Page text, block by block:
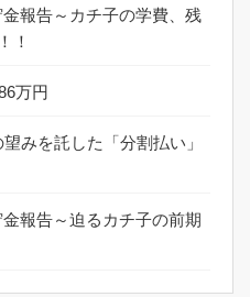
報告～カチ子の学費、残
！
万円
みを託した「分割払い」
報告～迫るカチ子の前期